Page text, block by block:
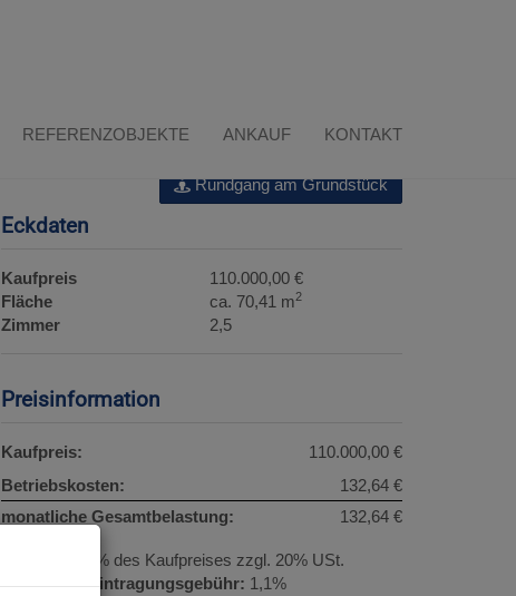
REFERENZOBJEKTE ANKAUF KONTAKT
Download Expose
Rundgang am Grundstück
Eckdaten
Kaufpreis
110.000,00 €
Fläche
ca. 70,41 m2
Zimmer 2,5
Preisinformation
Kaufpreis:
110.000,00 €
Betriebskosten:
132,64 €
monatliche Gesamtbelastung:
132,64 €
3% des Kaufpreises zzgl. 20% USt.
Grundbucheintragungsgebühr: 1,1%